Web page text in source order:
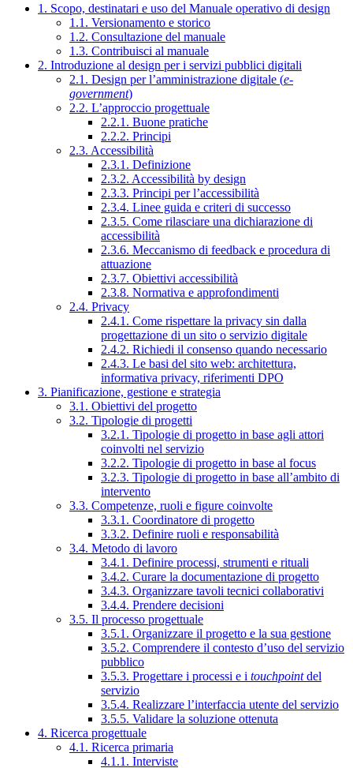
1. Scopo, destinatari e uso del Manuale operativo di design
1.1. Versionamento e storico
1.2. Consultazione del manuale
1.3. Contribuisci al manuale
2. Introduzione al design per i servizi pubblici digitali
2.1. Design per l’amministrazione digitale (e-
government)
2.2. L’approccio progettuale
2.2.1. Buone pratiche
2.2.2. Principi
2.3. Accessibilità
2.3.1. Definizione
2.3.2. Accessibilità by design
2.3.3. Principi per l’accessibilità
2.3.4. Linee guida e criteri di successo
2.3.5. Come rilasciare una dichiarazione di
accessibilità
2.3.6. Meccanismo di feedback e procedura di
attuazione
2.3.7. Obiettivi accessibilità
2.3.8. Normativa e approfondimenti
2.4. Privacy
2.4.1. Come rispettare la privacy sin dalla
progettazione di un sito o servizio digitale
2.4.2. Richiedi il consenso quando necessario
2.4.3. Le basi del sito web: architettura,
informativa privacy, riferimenti DPO
3. Pianificazione, gestione e strategia
3.1. Obiettivi del progetto
3.2. Tipologie di progetti
3.2.1. Tipologie di progetto in base agli attori
coinvolti nel servizio
3.2.2. Tipologie di progetto in base al focus
3.2.3. Tipologie di progetto in base all’ambito di
intervento
3.3. Competenze, ruoli e figure coinvolte
3.3.1. Coordinatore di progetto
3.3.2. Definire ruoli e responsabilità
3.4. Metodo di lavoro
3.4.1. Definire processi, strumenti e rituali
3.4.2. Curare la documentazione di progetto
3.4.3. Organizzare tavoli tecnici collaborativi
3.4.4. Prendere decisioni
3.5. Il processo progettuale
3.5.1. Organizzare il progetto e la sua gestione
3.5.2. Comprendere il contesto d’uso del servizio
pubblico
3.5.3. Progettare i processi e i touchpointdel
servizio
3.5.4. Realizzare l’interfaccia utente del servizio
3.5.5. Validare la soluzione ottenuta
4. Ricerca progettuale
4.1. Ricerca primaria
4.1.1. Interviste